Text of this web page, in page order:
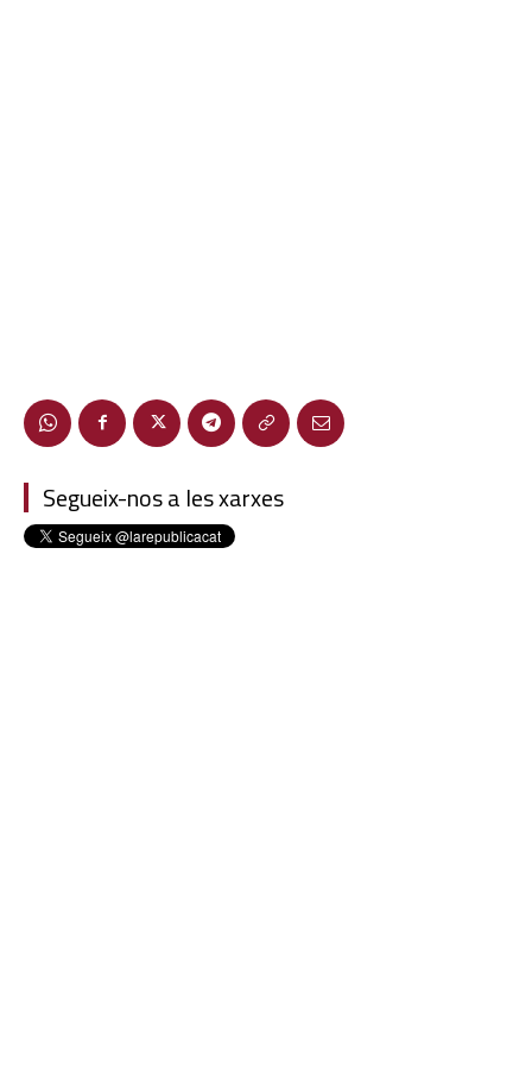
Segueix-nos a les xarxes